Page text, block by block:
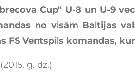
Cup" U-8 un U-9
no visām Baltijas
FS Ventspils komandas,
(2015. g. dz.)